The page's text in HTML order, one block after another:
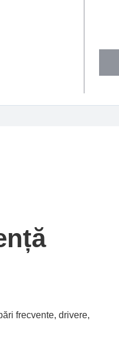
frecvente, drivere,